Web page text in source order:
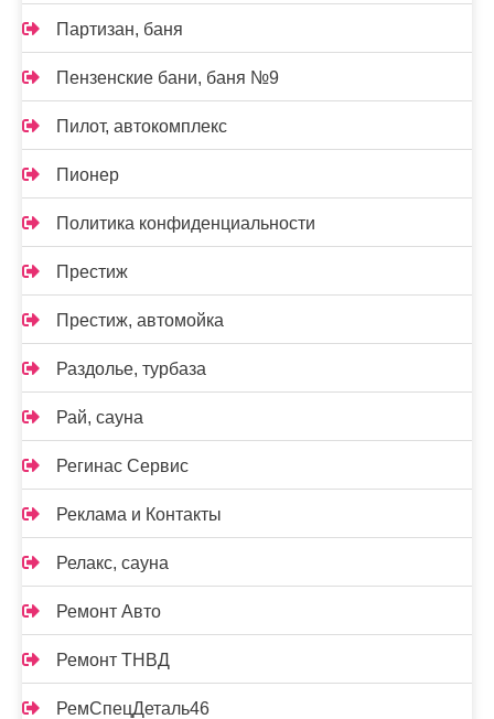
Партизан, баня
Пензенские бани, баня №9
Пилот, автокомплекс
Пионер
Политика конфиденциальности
Престиж
Престиж, автомойка
Раздолье, турбаза
Рай, сауна
Регинас Сервис
Реклама и Контакты
Релакс, сауна
Ремонт Авто
Ремонт ТНВД
РемСпецДеталь46